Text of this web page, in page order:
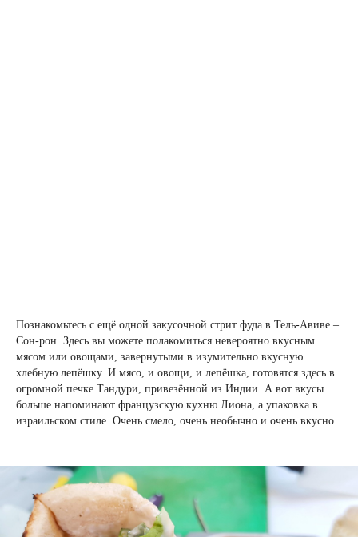
Познакомьтесь с ещё одной закусочной стрит фуда в Тель-Авиве –
Сон-рон. Здесь вы можете полакомиться невероятно вкусным
мясом или овощами, завернутыми в изумительно вкусную
хлебную лепёшку. И мясо, и овощи, и лепёшка, готовятся здесь в
огромной печке Тандури, привезённой из Индии. А вот вкусы
больше напоминают французскую кухню Лиона, а упаковка в
израильском стиле. Очень смело, очень необычно и очень вкусно.